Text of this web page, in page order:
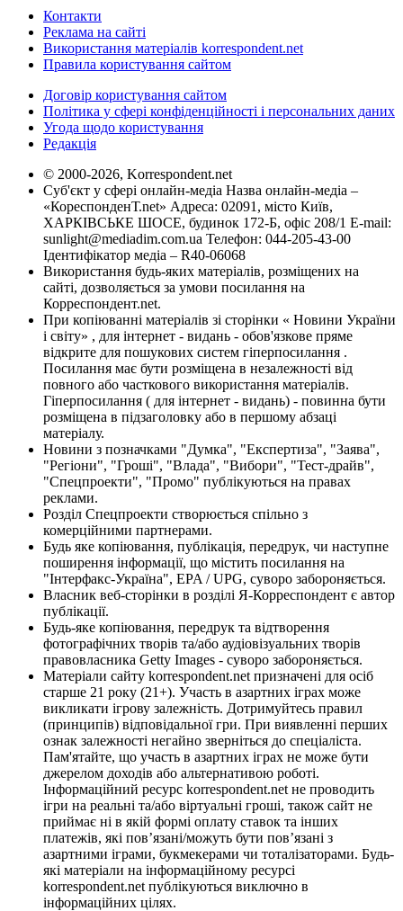
Контакти
Реклама на сайті
Використання матеріалів korrespondent.net
Правила користування сайтом
Договір користування сайтом
Політика у сфері конфіденційності і персональних даних
Угода щодо користування
Редакція
© 2000-2026, Korrespondent.net
Суб'єкт у сфері онлайн-медіа Назва онлайн-медіа –
«КореспонденТ.net» Адреса: 02091, місто Київ,
ХАРКІВСЬКЕ ШОСЕ, будинок 172-Б, офіс 208/1 E-mail:
sunlight@mediadim.com.ua Телефон: 044-205-43-00
Ідентифікатор медіа – R40-06068
Використання будь-яких матеріалів, розміщених на
сайті, дозволяється за умови посилання на
Корреспондент.net.
При копіюванні матеріалів зі сторінки « Новини України
і світу» , для інтернет - видань - обов'язкове пряме
відкрите для пошукових систем гіперпосилання .
Посилання має бути розміщена в незалежності від
повного або часткового використання матеріалів.
Гіперпосилання ( для інтернет - видань) - повинна бути
розміщена в підзаголовку або в першому абзаці
матеріалу.
Новини з позначками "Думка", "Експертиза", "Заява",
"Регіони", "Гроші", "Влада", "Вибори", "Тест-драйв",
"Спецпроекти", "Промо" публікуються на правах
реклами.
Розділ Спецпроекти створюється спільно з
комерційними партнерами.
Будь яке копіювання, публікація, передрук, чи наступне
поширення інформації, що містить посилання на
"Інтерфакс-Україна", EPA / UPG, суворо забороняється.
Власник веб-сторінки в розділі Я-Корреспондент є автор
публікації.
Будь-яке копіювання, передрук та відтворення
фотографічних творів та/або аудіовізуальних творів
правовласника Getty Images - суворо забороняється.
Матеріали сайту korrespondent.net призначені для осіб
старше 21 року (21+). Участь в азартних іграх може
викликати ігрову залежність. Дотримуйтесь правил
(принципів) відповідальної гри. При виявленні перших
ознак залежності негайно зверніться до спеціаліста.
Пам'ятайте, що участь в азартних іграх не може бути
джерелом доходів або альтернативою роботі.
Інформаційний ресурс korrespondent.net не проводить
ігри на реальні та/або віртуальні гроші, також сайт не
приймає ні в якій формі оплату ставок та інших
платежів, які пов’язані/можуть бути пов’язані з
азартними іграми, букмекерами чи тоталізаторами. Будь-
які матеріали на інформаційному ресурсі
korrespondent.net публікуються виключно в
інформаційних цілях.